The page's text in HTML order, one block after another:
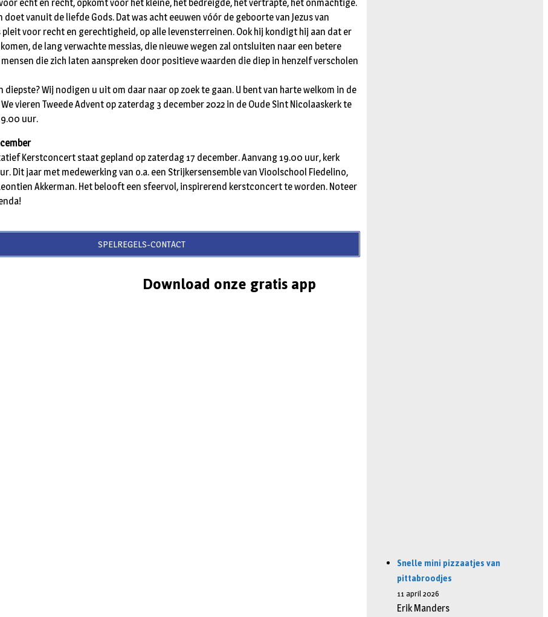
echt en recht, opkomt voor het kleine, het bedreigde, het vertrapte, het onmachtige.
doet vanuit de liefde Gods. Dat was acht eeuwen vóór de geboorte van Jezus van
pleit voor recht en gerechtigheid, op alle levensterreinen. Ook hij kondigt hij aan dat er
de lang verwachte messias, die nieuwe wegen zal ontsluiten naar een betere
die zich laten aanspreken door positieve waarden die diep in henzelf verscholen
diepste? Wij nodigen u uit om daar naar op zoek te gaan. U bent van harte welkom in de
vieren Tweede Advent op zaterdag 3 december 2022 in de Oude Sint Nicolaaskerk te
uur.
Kerstconcert staat gepland op zaterdag 17 december. Aanvang 19.00 uur, kerk
Dit jaar met medewerking van o.a. een Strijkersensemble van Vioolschool Fiedelino,
Akkerman. Het belooft een sfeervol, inspirerend kerstconcert te worden. Noteer
SPELREGELS-CONTACT
Download onze gratis app
Snelle mini pizzaatjes van
pittabroodjes
11 april 2026
Erik Manders